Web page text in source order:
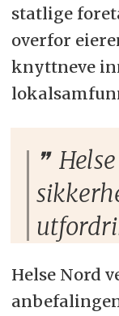
statlige
overfor
knyttneve
Helse Nord